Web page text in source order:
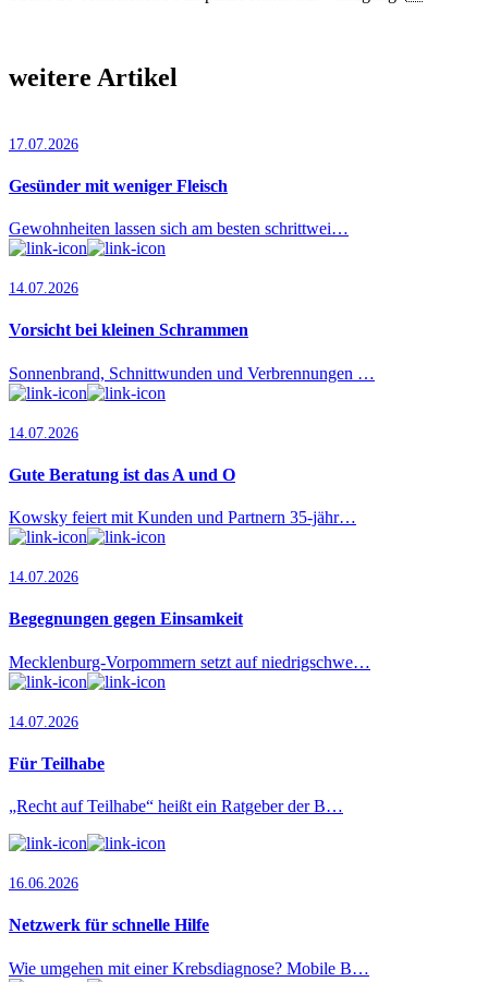
weitere Artikel
17.07.2026
Gesünder mit weniger Fleisch
Gewohnheiten lassen sich am besten schrittwei…
14.07.2026
Vorsicht bei kleinen Schrammen
Sonnenbrand, Schnittwunden und Verbrennungen …
14.07.2026
Gute Beratung ist das A und O
Kowsky feiert mit Kunden und Partnern 35-jähr…
14.07.2026
Begegnungen gegen Einsamkeit
Mecklenburg-Vorpommern setzt auf niedrigschwe…
14.07.2026
Für Teilhabe
„Recht auf Teilhabe“ heißt ein Ratgeber der B…
16.06.2026
Netzwerk für schnelle Hilfe
Wie umgehen mit einer Krebsdiagnose? Mobile B…